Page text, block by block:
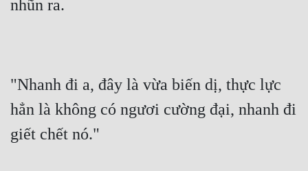
nhũn ra.
"Nhanh đi a, đây là vừa biến dị, thực lực
hẳn là không có ngươi cường đại, nhanh đi
giết chết nó."